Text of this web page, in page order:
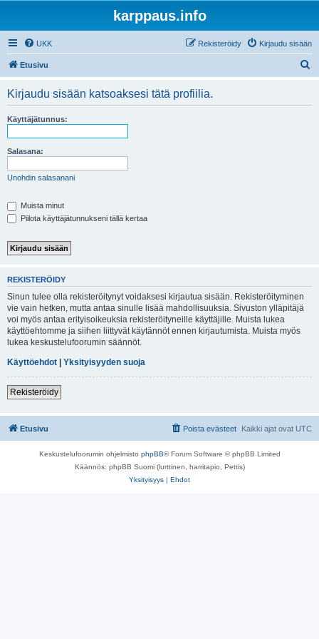
karppaus.info
UKK Kirjaudu sisään
Rekisteröidy
Etusivu
Kirjaudu sisään katsoaksesi tätä profiilia.
Käyttäjätunnus:
Salasana:
Unohdin salasanani
Muista minut
Piilota käyttäjätunnukseni tällä kertaa
REKISTERÖIDY
Sinun tulee olla rekisteröitynyt voidaksesi kirjautua sisään. Rekisteröityminen
vie vain hetken, mutta antaa sinulle lisää mahdollisuuksia. Sivuston ylläpitäjä
voi myös antaa erityisoikeuksia rekisteröityneille käyttäjille. Muista lukea
käyttöehtomme ja siihen liittyvät käytännöt ennen kirjautumista. Muista myös
lukea keskustelufoorumin säännöt.
Käyttöehdot | Yksityisyyden suoja
Rekisteröidy
Etusivu Kaikki ajat ovat UTC
Poista evästeet
Keskustelufoorumin ohjelmisto phpBB® Forum Software © phpBB Limited
Käännös: phpBB Suomi (lurttinen, harritapio, Pettis)
Yksityisyys | Ehdot